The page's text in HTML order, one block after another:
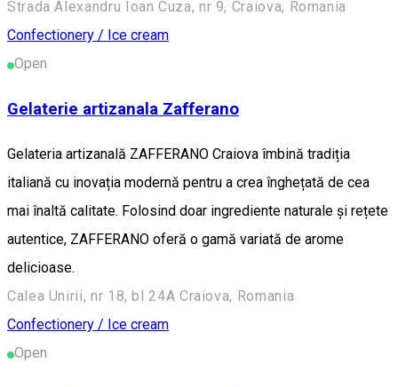
Strada Alexandru Ioan Cuza, nr 9, Craiova, Romania
Confectionery / Ice cream
Open
Gelaterie artizanala Zafferano
Gelateria artizanală ZAFFERANO Craiova îmbină tradiția
italiană cu inovația modernă pentru a crea înghețată de cea
mai înaltă calitate. Folosind doar ingrediente naturale și rețete
autentice, ZAFFERANO oferă o gamă variată de arome
delicioase.
Calea Unirii, nr 18, bl 24A Craiova, Romania
Confectionery / Ice cream
Open